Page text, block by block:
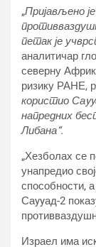
„Пријављено
петак је
аналитичар
северну
ризику РАНЕ,
користио
напредних
Либана“.
„Хезболах се
унапредио
способности,
Саyyад-2
Израел има